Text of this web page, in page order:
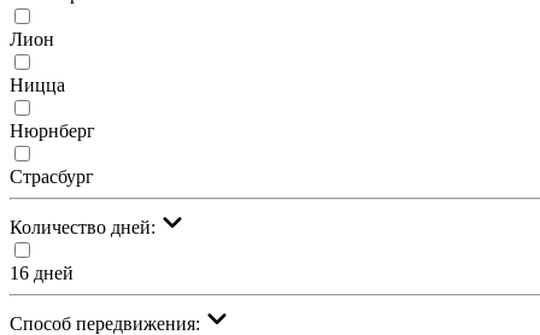
Лион
Ницца
Нюрнберг
Страсбург
Количество дней:
16 дней
Cпособ передвижения: